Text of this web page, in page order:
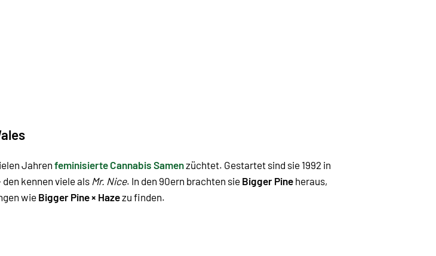
Jahrenfeminisierte Cannabis Samenzüchtet. Gestartet sind sie 1992 in
kennen viele als Mr. Nice. In den 90ern brachten sie Bigger Pine heraus,
wie Bigger Pine × Hazezu finden.